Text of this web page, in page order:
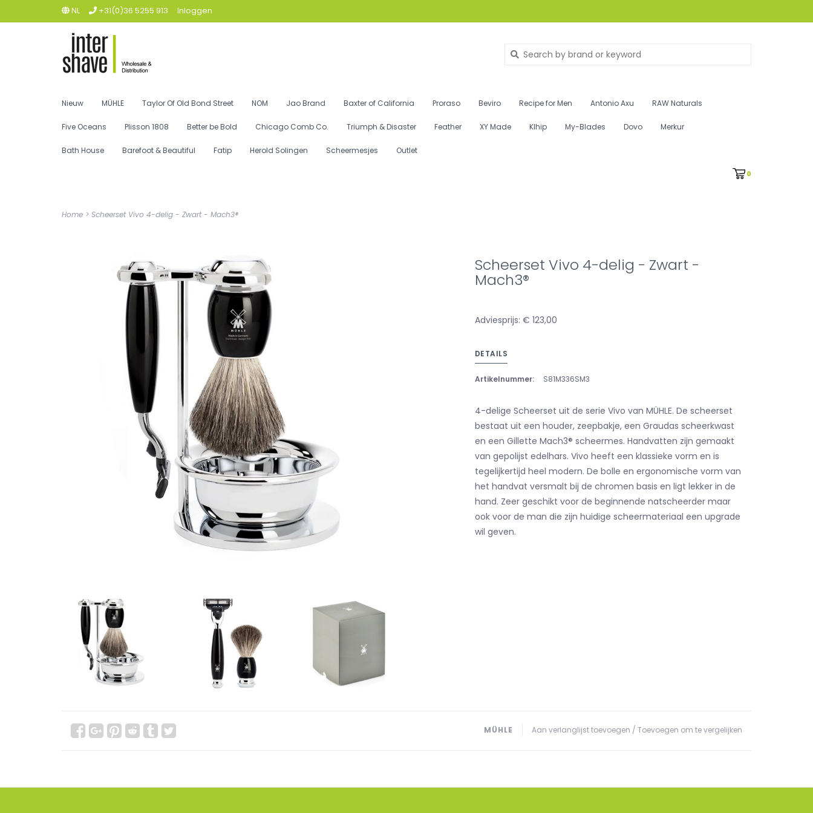
NL +31(0)36 5255 913 Inloggen
Nieuw MÜHLE Taylor Of Old Bond Street NOM Jao Brand Baxter of California Proraso Beviro Recipe for Men Antonio Axu RAW Naturals
Five Oceans Plisson 1808 Better be Bold Chicago Comb Co. Triumph & Disaster Feather XY Made Klhip My-Blades Dovo Merkur
Bath House Barefoot & Beautiful Fatip Herold Solingen Scheermesjes Outlet
0
Home > Scheerset Vivo 4-delig - Zwart - Mach3®
Scheerset Vivo 4-delig - Zwart -
Mach3®
Adviesprijs: € 123,00
DETAILS
Artikelnummer: S81M336SM3
4-delige Scheerset uit de serie Vivo van MÜHLE. De scheerset
bestaat uit een houder, zeepbakje, een Graudas scheerkwast
en een Gillette Mach3® scheermes. Handvatten zijn gemaakt
van gepolijst edelhars. Vivo heeft een klassieke vorm en is
tegelijkertijd heel modern. De bolle en ergonomische vorm van
het handvat versmalt bij de chromen basis en ligt lekker in de
hand. Zeer geschikt voor de beginnende natscheerder maar
ook voor de man die zijn huidige scheermateriaal een upgrade
wil geven.
Aan verlanglijst toevoegen / Toevoegen om te vergelijken
MÜHLE